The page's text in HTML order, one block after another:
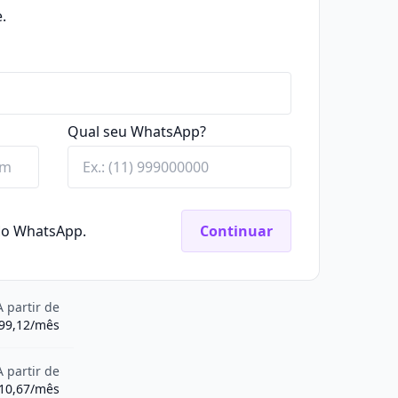
Qual seu WhatsApp?
WhatsApp. Continuar
partir de
mês
partir de
mês